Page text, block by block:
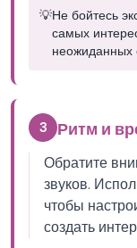
💡Не бойтесь
самых
неожиданных
3 Ритм и
Обратите
звуков.
чтобы
создать